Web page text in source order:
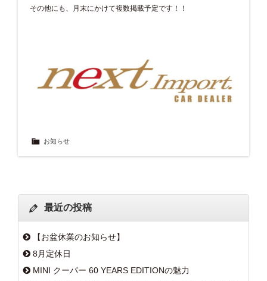
その他にも、月末にかけて複数掲載予定です！！
お知らせ
最近の投稿
【お盆休業のお知らせ】
8月定休日
MINI クーパー 60 YEARS EDITIONの魅力